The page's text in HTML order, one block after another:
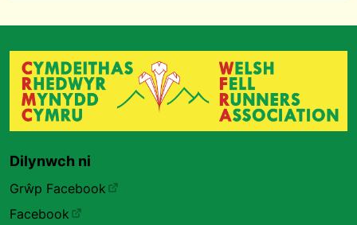
Dilynwch ni
Grŵp Facebook
Facebook